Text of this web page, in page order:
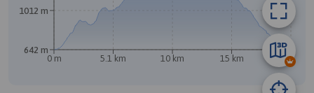
0 m 5.1 km 10 km 15 km 20 km
642 m
1012 m